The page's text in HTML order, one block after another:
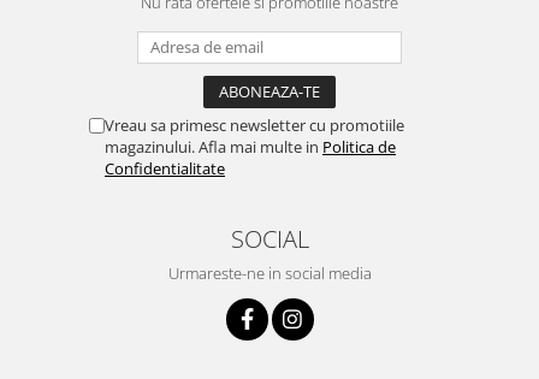
Vreau sa primesc newsletter cu promotiile
magazinului. Afla mai multe in Politica de
Confidentialitate
SOCIAL
Urmareste-ne in social media